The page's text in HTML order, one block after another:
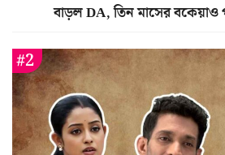
বাড়ল DA, তিন মাসের বকেয়াও